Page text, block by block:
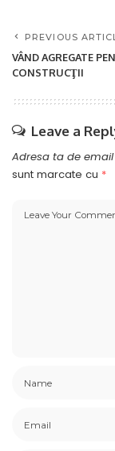
PREVIOUS
VÂND AGREGATE
CONSTRUCŢII
Leave a
Adresa ta de
sunt marcate cu *